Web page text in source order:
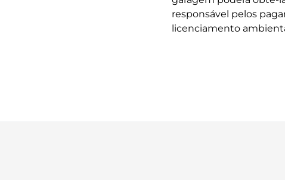
responsável pelos
licenciamento